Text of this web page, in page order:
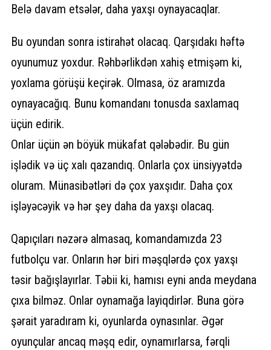
Belə davam etsələr, daha yaxşı oynayacaqlar.
Bu oyundan sonra istirahət olacaq. Qarşıdakı həftə
oyunumuz yoxdur. Rəhbərlikdən xahiş etmişəm ki,
yoxlama görüşü keçirək. Olmasa, öz aramızda
oynayacağıq. Bunu komandanı tonusda saxlamaq
üçün edirik.
Onlar üçün ən böyük mükafat qələbədir. Bu gün
işlədik və üç xalı qazandıq. Onlarla çox ünsiyyətdə
oluram. Münasibətləri də çox yaxşıdır. Daha çox
işləyəcəyik və hər şey daha da yaxşı olacaq.
Qapıçıları nəzərə almasaq, komandamızda 23
futbolçu var. Onların hər biri məşqlərdə çox yaxşı
təsir bağışlayırlar. Təbii ki, hamısı eyni anda meydana
çıxa bilməz. Onlar oynamağa layiqdirlər. Buna görə
şərait yaradıram ki, oyunlarda oynasınlar. Əgər
oyunçular ancaq məşq edir, oynamırlarsa, fərqli